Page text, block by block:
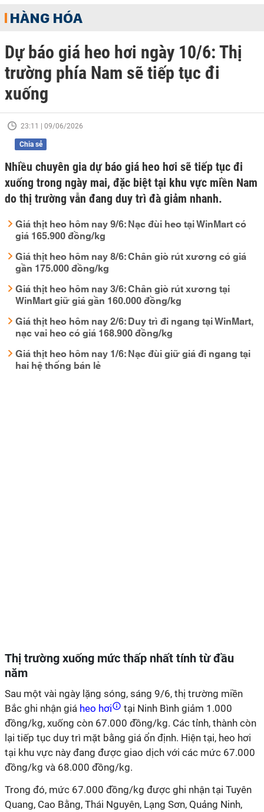
HÀNG HÓA
Dự báo giá heo hơi ngày 10/6: Thị
trường phía Nam sẽ tiếp tục đi
xuống
23:11 | 09/06/2026
Chia sẻ
Nhiều chuyên gia dự báo giá heo hơi sẽ tiếp tục đi
xuống trong ngày mai, đặc biệt tại khu vực miền Nam
do thị trường vẫn đang duy trì đà giảm nhanh.
Giá thịt heo hôm nay 9/6: Nạc đùi heo tại WinMart có
giá 165.900 đồng/kg
Giá thịt heo hôm nay 8/6: Chân giò rút xương có giá
gần 175.000 đồng/kg
Giá thịt heo hôm nay 3/6: Chân giò rút xương tại
WinMart giữ giá gần 160.000 đồng/kg
Giá thịt heo hôm nay 2/6: Duy trì đi ngang tại WinMart,
nạc vai heo có giá 168.900 đồng/kg
Giá thịt heo hôm nay 1/6: Nạc đùi giữ giá đi ngang tại
hai hệ thống bán lẻ
Thị trường xuống mức thấp nhất tính từ đầu
năm
Sau một vài ngày lặng sóng, sáng 9/6, thị trường miền
Bắc ghi nhận giá heo hơi
tại Ninh Bình giảm 1.000
đồng/kg, xuống còn 67.000 đồng/kg. Các tỉnh, thành còn
lại tiếp tục duy trì mặt bằng giá ổn định. Hiện tại, heo hơi
tại khu vực này đang được giao dịch với các mức 67.000
đồng/kg và 68.000 đồng/kg.
Trong đó, mức 67.000 đồng/kg được ghi nhận tại Tuyên
Quang, Cao Bằng, Thái Nguyên, Lạng Sơn, Quảng Ninh,